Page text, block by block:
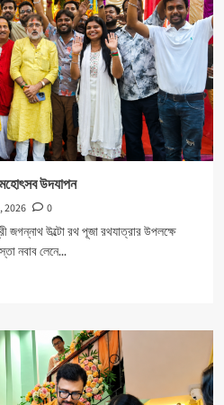
উদযাপন
2026
0
জগন্নাথ উল্টো রথ পূজা রথযাত্রার উপলক্ষে
নবাব লেনে...